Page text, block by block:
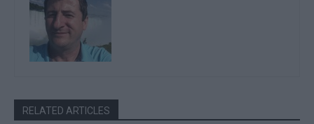
RELATED ARTICLES